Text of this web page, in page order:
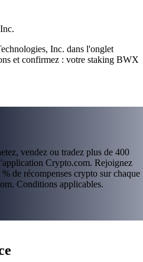
Inc. dans l'onglet
et confirmez : votre staking BWX
vendez ou tradez plus de 400
Crypto.com. Rejoignez
de récompenses crypto sur chaque
Conditions applicables.